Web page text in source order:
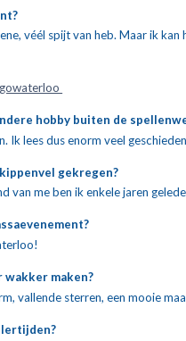
véél spijt van heb. Maar ik
hobby buiten de
Ik lees dus enorm veel
gekregen?
van me ben ik enkele jaren
wakker maken?
vallende sterren, een mooie